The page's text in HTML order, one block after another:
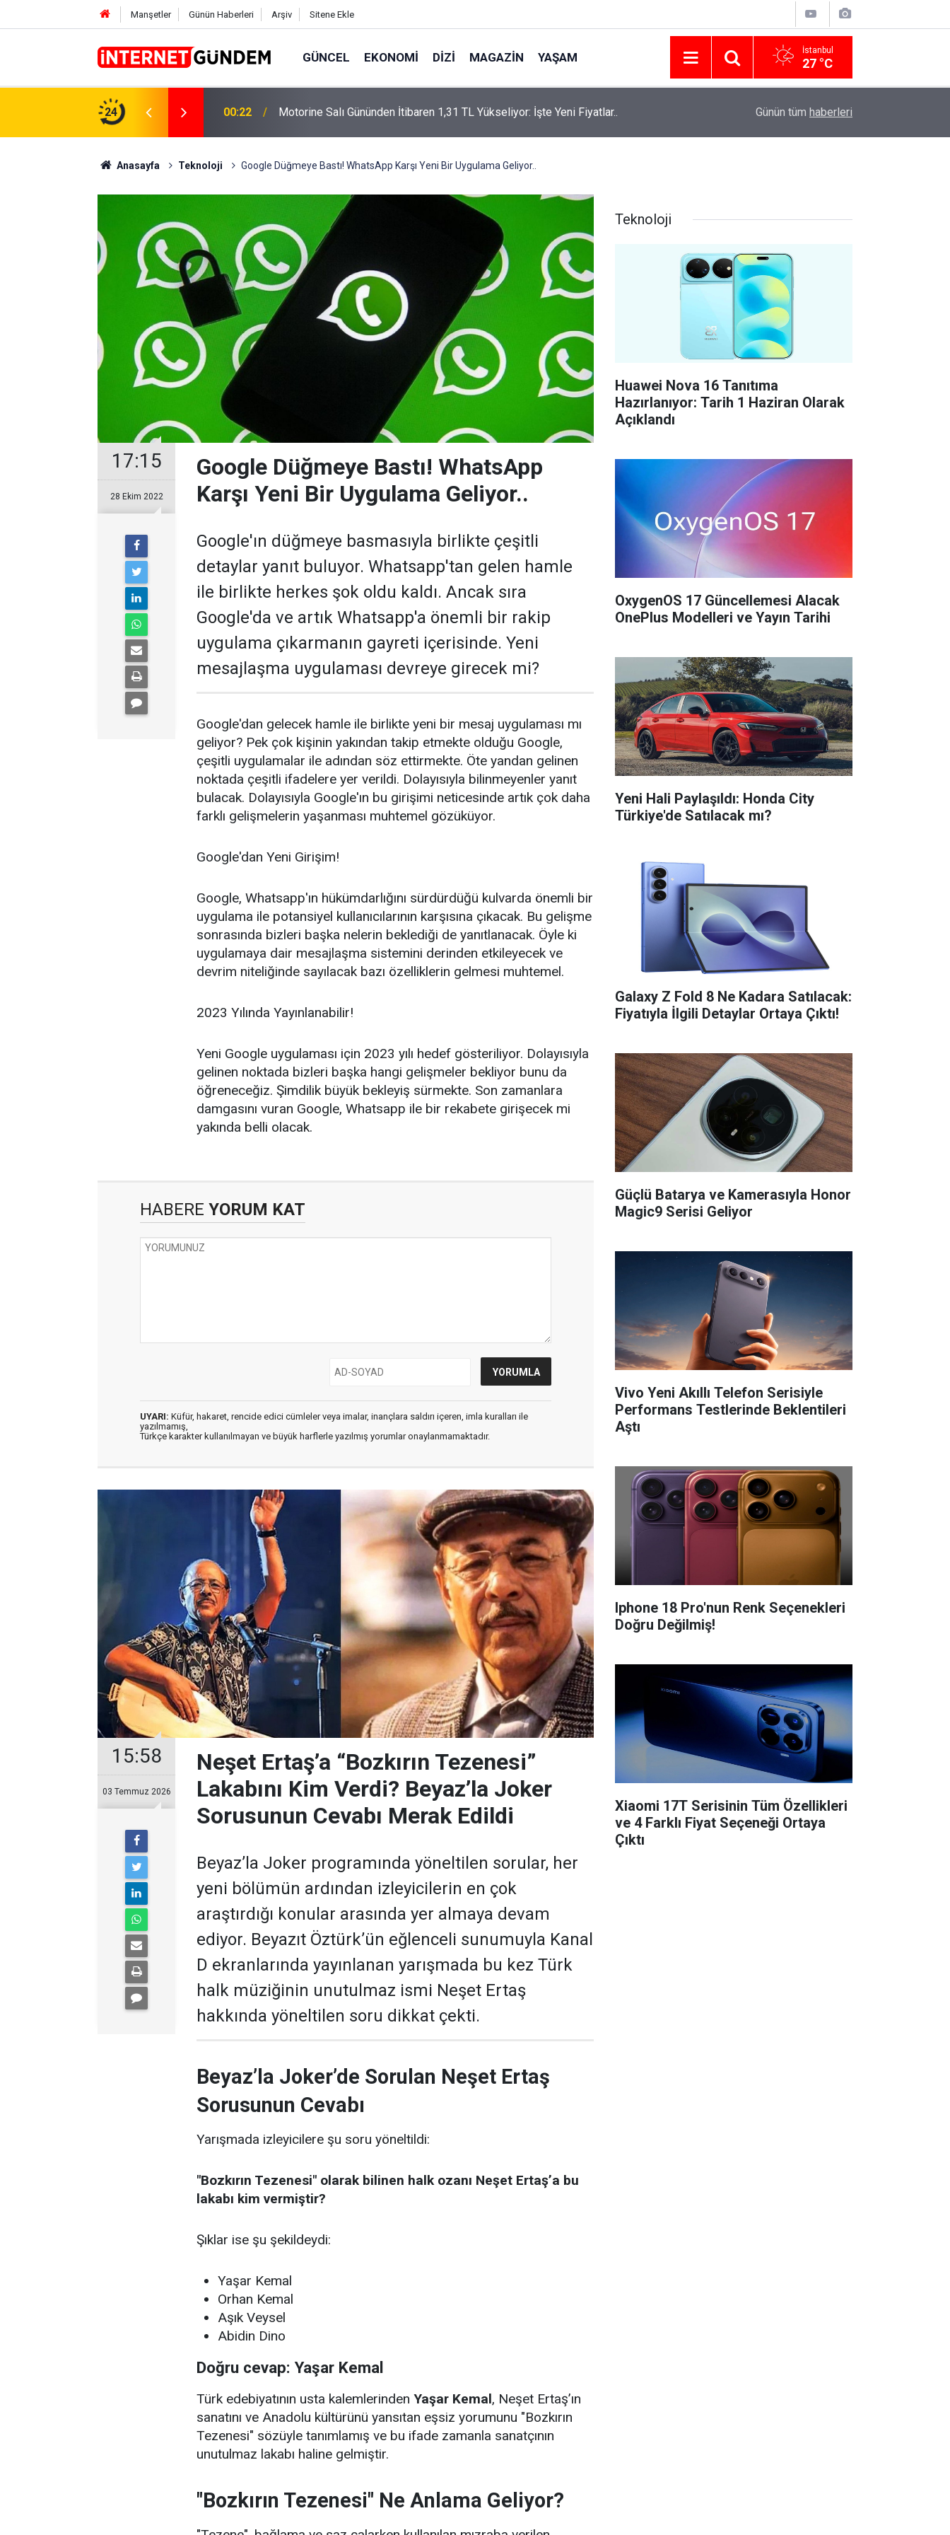
Manşetler Günün Haberleri Arşiv Sitene Ekle
GÜNCEL EKONOMI DIZI MAGAZIN YAŞAM İstanbul
27 °C
24
TL Yükseliyor: İşte Yeni Fiyatlar.. 15:58
Neşet Ertaş’a “Bozkırın Tezenesi” Lakabını Kim Verdi? Beyaz’la Joker
Sorusunun Cevabı Merak Edildi
Günün tüm haberleri
Anasayfa Teknoloji Google Düğmeye Bastı! WhatsApp Karşı Yeni Bir Uygulama Geliyor..
17:15
28 Ekim 2022
Google Düğmeye Bastı! WhatsApp
Karşı Yeni Bir Uygulama Geliyor..
Google'ın düğmeye basmasıyla birlikte çeşitli
detaylar yanıt buluyor. Whatsapp'tan gelen hamle
ile birlikte herkes şok oldu kaldı. Ancak sıra
Google'da ve artık Whatsapp'a önemli bir rakip
uygulama çıkarmanın gayreti içerisinde. Yeni
mesajlaşma uygulaması devreye girecek mi?
Google'dan gelecek hamle ile birlikte yeni bir mesaj uygulaması mı
geliyor? Pek çok kişinin yakından takip etmekte olduğu Google,
çeşitli uygulamalar ile adından söz ettirmekte. Öte yandan gelinen
noktada çeşitli ifadelere yer verildi. Dolayısıyla bilinmeyenler yanıt
bulacak. Dolayısıyla Google'ın bu girişimi neticesinde artık çok daha
farklı gelişmelerin yaşanması muhtemel gözüküyor.
Google'dan Yeni Girişim!
Google, Whatsapp'ın hükümdarlığını sürdürdüğü kulvarda önemli bir
uygulama ile potansiyel kullanıcılarının karşısına çıkacak. Bu gelişme
sonrasında bizleri başka nelerin beklediği de yanıtlanacak. Öyle ki
uygulamaya dair mesajlaşma sistemini derinden etkileyecek ve
devrim niteliğinde sayılacak bazı özelliklerin gelmesi muhtemel.
2023 Yılında Yayınlanabilir!
Yeni Google uygulaması için 2023 yılı hedef gösteriliyor. Dolayısıyla
gelinen noktada bizleri başka hangi gelişmeler bekliyor bunu da
öğreneceğiz. Şimdilik büyük bekleyiş sürmekte. Son zamanlara
damgasını vuran Google, Whatsapp ile bir rekabete girişecek mi
yakında belli olacak.
HABERE YORUM KAT
UYARI: Küfür, hakaret, rencide edici cümleler veya imalar, inançlara saldırı içeren, imla kuralları ile
yazılmamış,
Türkçe karakter kullanılmayan ve büyük harflerle yazılmış yorumlar onaylanmamaktadır.
15:58
03 Temmuz 2026
Neşet Ertaş’a “Bozkırın Tezenesi”
Lakabını Kim Verdi? Beyaz’la Joker
Sorusunun Cevabı Merak Edildi
Beyaz’la Joker programında yöneltilen sorular, her
yeni bölümün ardından izleyicilerin en çok
araştırdığı konular arasında yer almaya devam
ediyor. Beyazıt Öztürk’ün eğlenceli sunumuyla Kanal
D ekranlarında yayınlanan yarışmada bu kez Türk
halk müziğinin unutulmaz ismi Neşet Ertaş
hakkında yöneltilen soru dikkat çekti.
Beyaz’la Joker’de Sorulan Neşet Ertaş
Sorusunun Cevabı
Yarışmada izleyicilere şu soru yöneltildi:
"Bozkırın Tezenesi" olarak bilinen halk ozanı Neşet Ertaş’a bu
lakabı kim vermiştir?
Şıklar ise şu şekildeydi:
Yaşar Kemal
Orhan Kemal
Aşık Veysel
Abidin Dino
Doğru cevap: Yaşar Kemal
Türk edebiyatının usta kalemlerinden Yaşar Kemal, Neşet Ertaş’ın
sanatını ve Anadolu kültürünü yansıtan eşsiz yorumunu "Bozkırın
Tezenesi" sözüyle tanımlamış ve bu ifade zamanla sanatçının
unutulmaz lakabı haline gelmiştir.
"Bozkırın Tezenesi" Ne Anlama Geliyor?
Teknoloji
Huawei Nova 16 Tanıtıma
Hazırlanıyor: Tarih 1 Haziran Olarak
Açıklandı
OxygenOS 17 Güncellemesi Alacak
OnePlus Modelleri ve Yayın Tarihi
Yeni Hali Paylaşıldı: Honda City
Türkiye'de Satılacak mı?
Galaxy Z Fold 8 Ne Kadara Satılacak:
Fiyatıyla İlgili Detaylar Ortaya Çıktı!
Güçlü Batarya ve Kamerasıyla Honor
Magic9 Serisi Geliyor
Vivo Yeni Akıllı Telefon Serisiyle
Performans Testlerinde Beklentileri
Aştı
Iphone 18 Pro'nun Renk Seçenekleri
Doğru Değilmiş!
Xiaomi 17T Serisinin Tüm Özellikleri
ve 4 Farklı Fiyat Seçeneği Ortaya
Çıktı